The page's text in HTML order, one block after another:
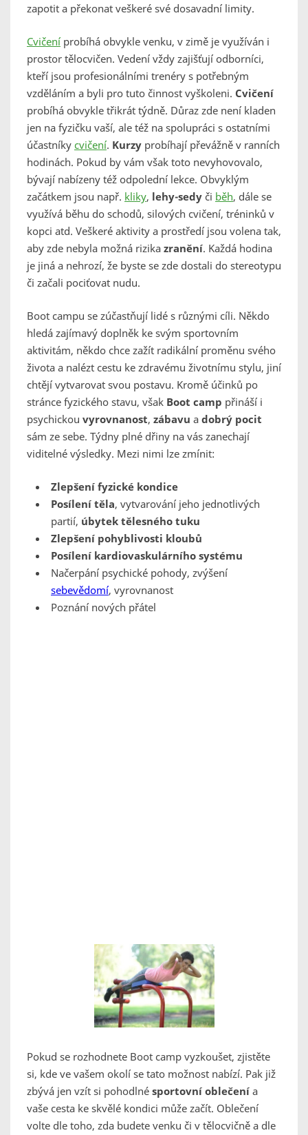
zapotit a překonat veškeré své dosavadní limity.
Cvičení probíhá obvykle venku, v zimě je využíván i
prostor tělocvičen. Vedení vždy zajišťují odborníci,
kteří jsou profesionálními trenéry s potřebným
vzděláním a byli pro tuto činnost vyškoleni. Cvičení
probíhá obvykle třikrát týdně. Důraz zde není kladen
jen na fyzičku vaší, ale též na spolupráci s ostatními
účastníky cvičení. Kurzy probíhají převážně v ranních
hodinách. Pokud by vám však toto nevyhovovalo,
bývají nabízeny též odpolední lekce. Obvyklým
začátkem jsou např. kliky, lehy-sedy či běh, dále se
využívá běhu do schodů, silových cvičení, tréninků v
kopci atd. Veškeré aktivity a prostředí jsou volena tak,
aby zde nebyla možná rizika zranění. Každá hodina
je jiná a nehrozí, že byste se zde dostali do stereotypu
či začali pociťovat nudu.
Boot campu se zúčastňují lidé s různými cíli. Někdo
hledá zajímavý doplněk ke svým sportovním
aktivitám, někdo chce zažít radikální proměnu svého
života a nalézt cestu ke zdravému životnímu stylu, jiní
chtějí vytvarovat svou postavu. Kromě účinků po
stránce fyzického stavu, však Boot camp přináší i
psychickou vyrovnanost, zábavu a dobrý pocit
sám ze sebe. Týdny plné dřiny na vás zanechají
viditelné výsledky. Mezi nimi lze zmínit:
Zlepšení fyzické kondice
Posílení těla, vytvarování jeho jednotlivých
partií, úbytek tělesného tuku
Zlepšení pohyblivosti kloubů
Posílení kardiovaskulárního systému
Načerpání psychické pohody, zvýšení
sebevědomí, vyrovnanost
Poznání nových přátel
Pokud se rozhodnete Boot camp vyzkoušet, zjistěte
si, kde ve vašem okolí se tato možnost nabízí. Pak již
zbývá jen vzít si pohodlné sportovní oblečení a
vaše cesta ke skvělé kondici může začít. Oblečení
volte dle toho, zda budete venku či v tělocvičně a dle